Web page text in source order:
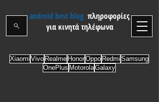
android best blog πληροφορίες
για κινητά τηλέφωνα
Xiaomi Vivo Realme HonorOppo Redmi Samsung
OnePlus MotorolaGalaxy